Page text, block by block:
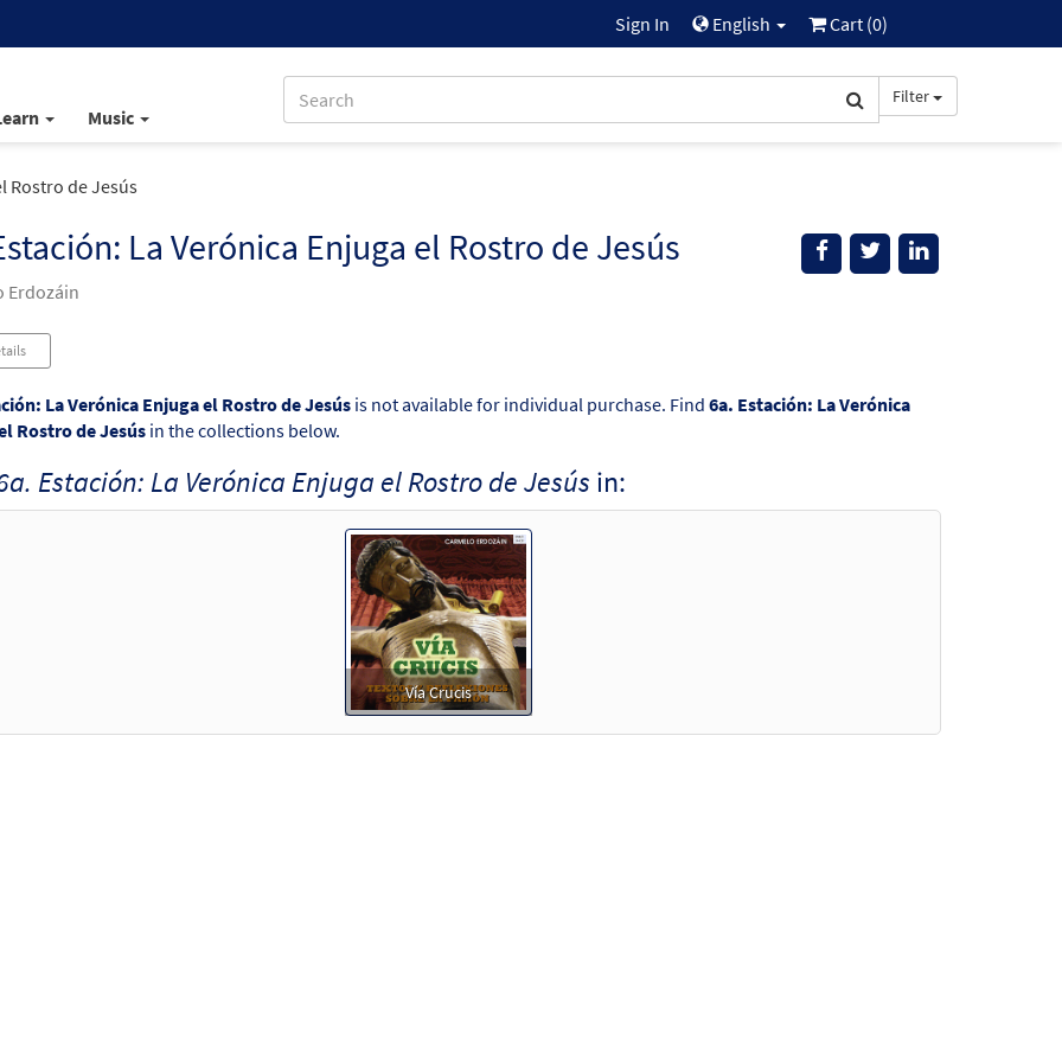
Sign In English Cart (0)
Music
Filter
Rostro de Jesús
La Verónica Enjuga el Rostro de Jesús
Erdozáin
La Verónica Enjuga el Rostro de Jesúsis not available for individual purchase. Find 6a. Estación: La Verónica
Rostro de Jesúsin the collections below.
Estación: La Verónica Enjuga el Rostro de Jesús in:
Vía Crucis